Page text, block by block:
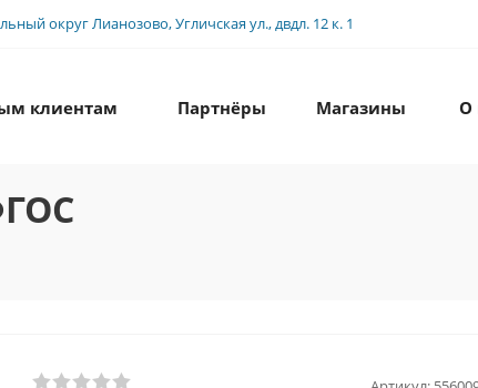
округ Лианозово, Угличская ул., двдл. 12 к. 1
клиентам Партнёры Магазины О